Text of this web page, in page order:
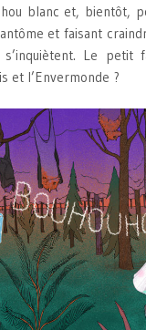
blanc et, bientôt,
et faisant
Le petit
et l’Envermonde ?